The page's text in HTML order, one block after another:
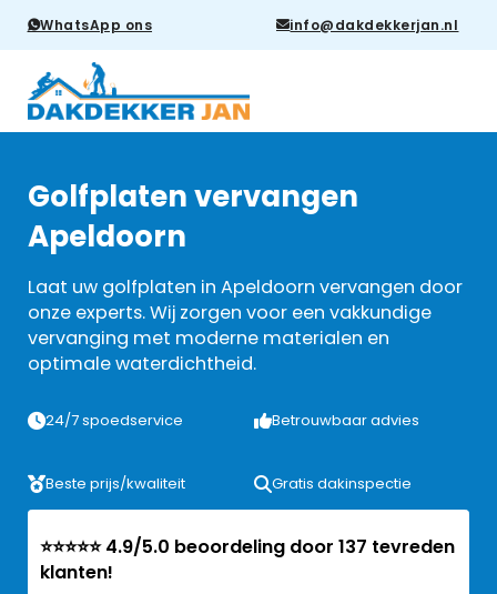
WhatsApp ons info@dakdekkerjan.nl
Golfplaten vervangen
Apeldoorn
Laat uw golfplaten in Apeldoorn vervangen door
onze experts. Wij zorgen voor een vakkundige
vervanging met moderne materialen en
optimale waterdichtheid.
24/7 spoedservice Betrouwbaar advies
Beste prijs/kwaliteit Gratis dakinspectie
⭐⭐⭐⭐⭐ 4.9/5.0 beoordeling door 137 tevreden
klanten!